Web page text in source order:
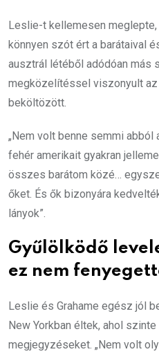
Leslie-t kellemesen meglepte,
könnyen szót ért a barátaival
ausztrál létéből adódóan más
megközelítéssel viszonyult az
beköltözött.
„Nem volt benne semmi
fehér amerikait gyakran
összes barátom közé…
őket. És ők bizonyára
lányok”.
Gyűlölködő
ez nem
Leslie és Grahame egész jól
New Yorkban éltek, ahol
megjegyzéseket. „Nem volt